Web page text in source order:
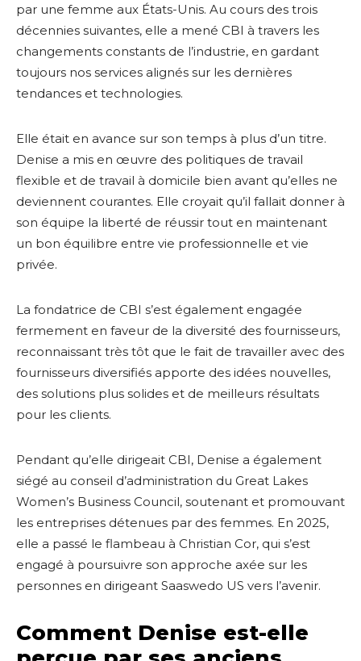
par une femme aux États-Unis. Au cours des trois
décennies suivantes, elle a mené CBI à travers les
changements constants de l’industrie, en gardant
toujours nos services alignés sur les dernières
tendances et technologies.
Elle était en avance sur son temps à plus d’un titre.
Denise a mis en œuvre des politiques de travail
flexible et de travail à domicile bien avant qu’elles ne
deviennent courantes. Elle croyait qu’il fallait donner à
son équipe la liberté de réussir tout en maintenant
un bon équilibre entre vie professionnelle et vie
privée.
La fondatrice de CBI s’est également engagée
fermement en faveur de la diversité des fournisseurs,
reconnaissant très tôt que le fait de travailler avec des
fournisseurs diversifiés apporte des idées nouvelles,
des solutions plus solides et de meilleurs résultats
pour les clients.
Pendant qu’elle dirigeait CBI, Denise a également
siégé au conseil d’administration du Great Lakes
Women’s Business Council, soutenant et promouvant
les entreprises détenues par des femmes. En 2025,
elle a passé le flambeau à Christian Cor, qui s’est
engagé à poursuivre son approche axée sur les
personnes en dirigeant Saaswedo US vers l’avenir.
Comment Denise est-elle